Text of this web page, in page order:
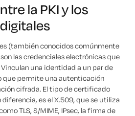
la PKI y los
(también conocidos comúnmente
las credenciales electrónicas que
una identidad a un par de
que permite una autenticación
cifrada. El tipo de certificado
es el X.509, que se utiliza
TLS, S/MIME, IPsec, la firma de